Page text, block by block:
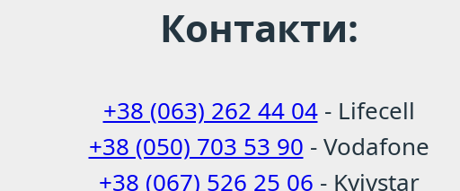
Контакти:
+38 (063) 262 44 04- Lifecell
+38 (050) 703 53 90 - Vodafone
+38 (067) 526 25 06 - Kyivstar